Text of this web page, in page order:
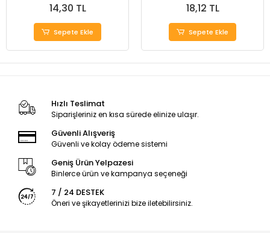
14,30 TL
Sepete Ekle
18,12 TL
Sepete Ekle
Hızlı Teslimat
Siparişleriniz en kısa sürede elinize ulaşır.
Güvenli Alışveriş
Güvenli ve kolay ödeme sistemi
Geniş Ürün Yelpazesi
Binlerce ürün ve kampanya seçeneği
7 / 24 DESTEK
Öneri ve şikayetlerinizi bize iletebilirsiniz.